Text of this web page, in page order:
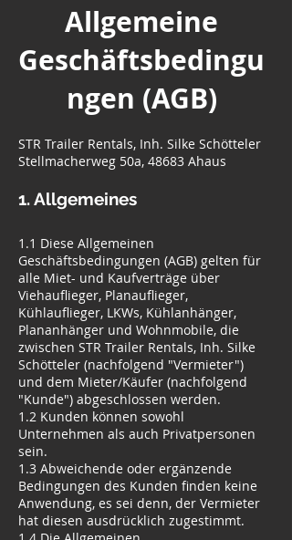
Allgemeine
Geschäftsbedingu
ngen (AGB)
STR Trailer Rentals, Inh. Silke Schötteler
Stellmacherweg 50a, 48683 Ahaus
1. Allgemeines
1.1 Diese Allgemeinen
Geschäftsbedingungen (AGB) gelten für
alle Miet- und Kaufverträge über
Viehauflieger, Planauflieger,
Kühlauflieger, LKWs, Kühlanhänger,
Plananhänger und Wohnmobile, die
zwischen STR Trailer Rentals, Inh. Silke
Schötteler (nachfolgend "Vermieter")
und dem Mieter/Käufer (nachfolgend
"Kunde") abgeschlossen werden.
1.2 Kunden können sowohl
Unternehmen als auch Privatpersonen
sein.
1.3 Abweichende oder ergänzende
Bedingungen des Kunden finden keine
Anwendung, es sei denn, der Vermieter
hat diesen ausdrücklich zugestimmt.